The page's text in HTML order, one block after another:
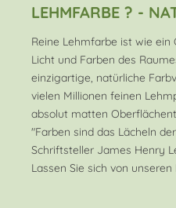
LEHMFARBE ? -
Reine Lehmfarbe ist wie ein
Licht und Farben des
einzigartige, natürliche
vielen Millionen feinen
absolut matten
"Farben sind das Lächeln
Schriftsteller James Henry
Lassen Sie sich von